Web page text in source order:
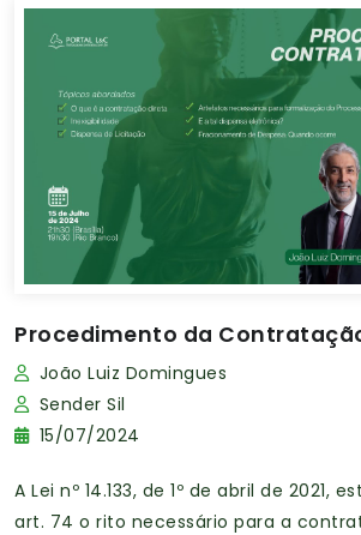
Procedimento da
João Luiz Domingues
Sender Sil
15/07/2024
A Lei nº 14.133, de 1º de abril de 2021,
art. 74 o rito necessário para a